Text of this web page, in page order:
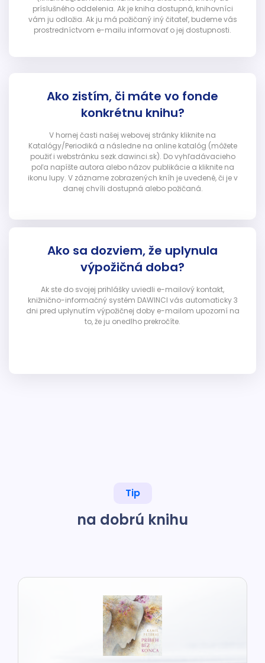
príslušného oddelenia. Ak je kniha dostupná, knihovníci
vám ju odložia. Ak ju má požičaný iný čitateľ, budeme vás
prostredníctvom e-mailu informovať o jej dostupnosti.
Ako zistím, či máte vo fonde
konkrétnu knihu?
V hornej časti našej webovej stránky kliknite na
Katalógy/Periodiká a následne na online katalóg (môžete
použiť i webstránku sezk.dawinci.sk). Do vyhľadávacieho
poľa napíšte autora alebo názov publikácie a kliknite na
ikonu lupy. V zázname zobrazených kníh je uvedené, či je v
danej chvíli dostupná alebo požičaná.
Ako sa dozviem, že uplynula
výpožičná doba?
Ak ste do svojej prihlášky uviedli e-mailový kontakt,
knižnično-informačný systém DAWINCI vás automaticky 3
dni pred uplynutím výpožičnej doby e-mailom upozorní na
to, že ju onedlho prekročíte.
Tip
na dobrú knihu